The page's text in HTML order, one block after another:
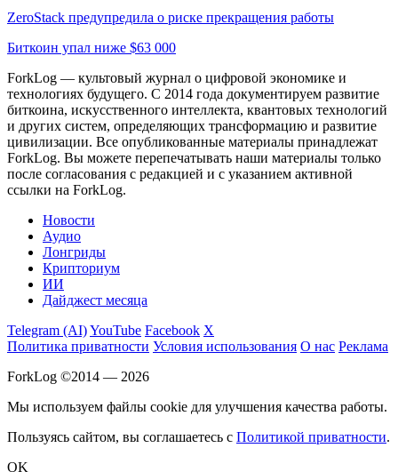
ZeroStack предупредила о риске прекращения работы
Биткоин упал ниже $63 000
ForkLog — культовый журнал о цифровой экономике и
технологиях будущего. С 2014 года документируем развитие
биткоина, искусственного интеллекта, квантовых технологий
и других систем, определяющих трансформацию и развитие
цивилизации. Все опубликованные материалы принадлежат
ForkLog. Вы можете перепечатывать наши материалы только
после согласования с редакцией и с указанием активной
ссылки на ForkLog.
Новости
Аудио
Лонгриды
Крипториум
ИИ
Дайджест месяца
Telegram (AI)YouTube Facebook X
Политика приватности Условия использования О нас Реклама
ForkLog ©2014 — 2026
Мы используем файлы cookie для улучшения качества работы.
Пользуясь сайтом, вы соглашаетесь с Политикой приватности.
OK